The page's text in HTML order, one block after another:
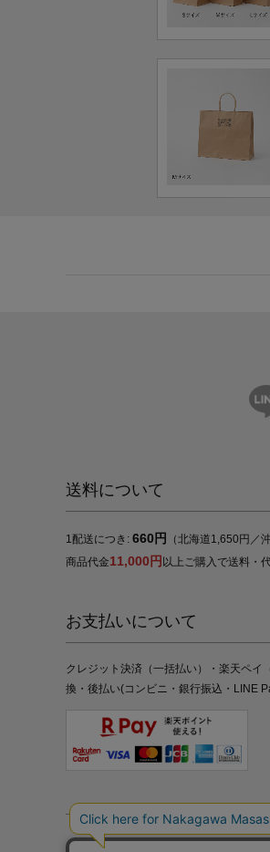
送料について
1配送につき: 660円
（北海道1,650円／
商品代金11,000円 以上ご購入で送料・
お支払いについて
クレジット決済（一括払い）・楽天ペイ
換・後払い(コンビニ・銀行振込・LINE